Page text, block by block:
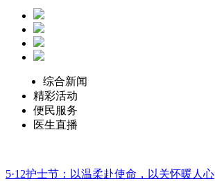
综合新闻
精彩活动
便民服务
医生直播
5·12护士节：以温柔赴使命，以关怀暖人心